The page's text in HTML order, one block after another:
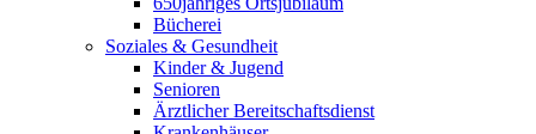
Bücherei
Soziales & Gesundheit
Kinder & Jugend
Senioren
Ärztlicher Bereitschaftsdienst